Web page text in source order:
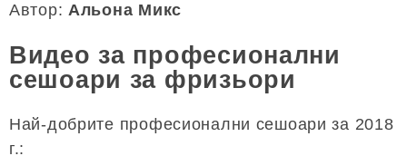
Автор:Альона Микс
Видео за професионални
сешоари за фризьори
Най-добрите професионални сешоари за 2018
г.: